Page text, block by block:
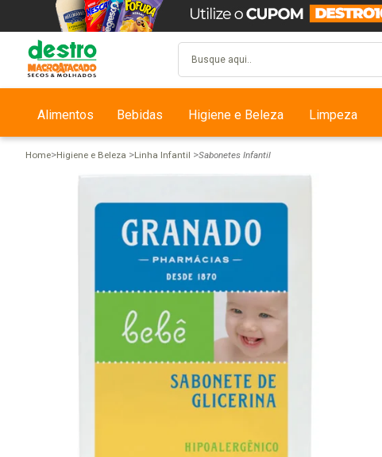
Alimentos Bebidas Higiene e Beleza Limpeza
Home Higiene e Beleza Linha Infantil Sabonetes Infantil